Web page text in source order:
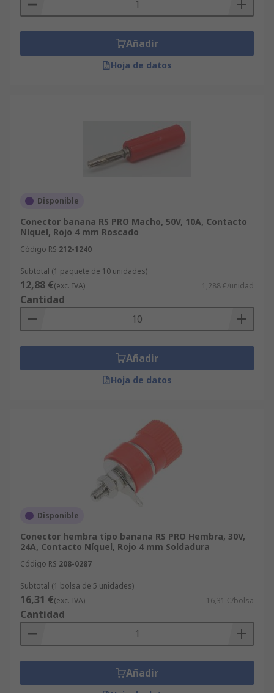
Añadir
Hoja de datos
Disponible
Conector banana RS PRO Macho, 50V, 10A, Contacto
Níquel, Rojo 4 mm Roscado
Código RS 212-1240
Subtotal (1 paquete de 10 unidades)
12,88 €(exc. IVA) 1,288 €/unidad
Cantidad
Añadir
Hoja de datos
Disponible
Conector hembra tipo banana RS PRO Hembra, 30V,
24A, Contacto Níquel, Rojo 4 mm Soldadura
Código RS 208-0287
Subtotal (1 bolsa de 5 unidades)
16,31 €(exc. IVA) 16,31 €/bolsa
Cantidad
Añadir